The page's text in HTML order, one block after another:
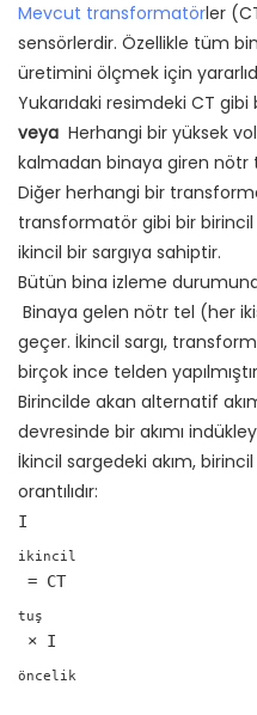
Mevcut transformatörler
sensörlerdir. Özellikle tüm
üretimini ölçmek için
Yukarıdaki resimdeki CT
veya Herhangi bir yüksek
kalmadan binaya giren nötr
Diğer herhangi bir
transformatör gibi bir
ikincil bir sargıya sahiptir.
Bütün bina izleme
Binaya gelen nötr tel (her
geçer. İkincil sargı,
birçok ince telden
Birincilde akan alternatif
devresinde bir akımı
İkincil sargedeki akım,
orantılıdır:
I